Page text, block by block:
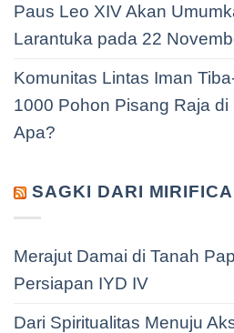
Paus Leo XIV Akan
Larantuka pada 22
Komunitas Lintas Iman
1000 Pohon Pisang Raja di
Apa?
SAGKI DARI MIRIFICA
Merajut Damai di Tanah
Persiapan IYD IV
Dari Spiritualitas Menuju